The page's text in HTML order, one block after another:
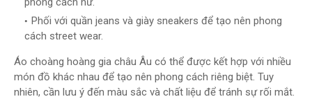
Phối với quần jeans và giày sneakers để tạo nên phong
cách street wear.
Áo choàng hoàng gia châu Âu có thể được kết hợp với nhiều
món đồ khác nhau để tạo nên phong cách riêng biệt. Tuy
nhiên, cần lưu ý đến màu sắc và chất liệu để tránh sự rối mắt.